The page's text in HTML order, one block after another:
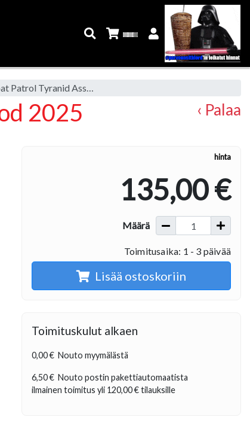
Warhammer 40K Combat Patrol Tyranid Assault Brood 2025
2025 ‹ Palaa
hinta
135,00 €
Määrä
Toimitusaika: 1 - 3 päivää
Lisää ostoskoriin
Toimituskulut alkaen
0,00 € Nouto myymälästä
6,50 € Nouto postin pakettiautomaatista
ilmainen toimitus yli 120,00 €tilauksille